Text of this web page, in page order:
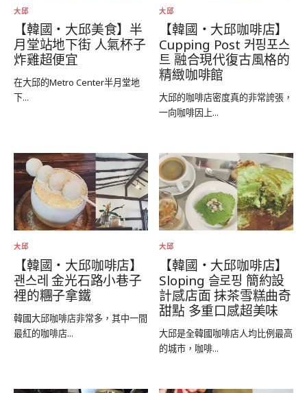
大邱
【韓國‧大邱美食】半
月堂站地下街 人氣杯子
炸雞超便宜
在大邱的Metro Center半月堂地
下...
大邱
【韓國‧大邱咖啡店】
Cupping Post 커핑포스
트 融合現代復古風格的
精緻咖啡館
大邱的咖啡店密度真的非常誇張，
一向咖啡因上...
大邱
【韓國‧大邱咖啡店】
괜스레 金光石路小巷子
裡的糰子拿鐵
韓國大邱咖啡店非常多，其中一間
最紅的咖啡店...
大邱
【韓國‧大邱咖啡店】
Sloping 슬로핑 簡約設
計感店面 抹茶雪糕曲奇
甜點 多重口感超美味
大邱是全韓國咖啡店人均比例最高
的城市，咖啡...